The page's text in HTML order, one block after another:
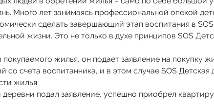
Много лет занимаясь профессиональной опекой
сделать завершающий этап воспитания в
жизни. Это не только в духе принципов SOS
жилья, он подает заявление на покупку
счета воспитанника, и в этом случае SOS Детская
жилья.
деревни подал заявление, успешно приобрел